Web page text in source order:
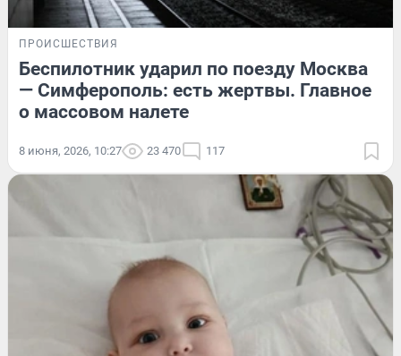
ПРОИСШЕСТВИЯ
Беспилотник ударил по поезду Москва
— Симферополь: есть жертвы. Главное
о массовом налете
8 июня, 2026, 10:27 23 470 117